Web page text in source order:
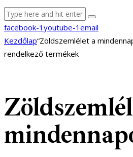
facebook-1 youtube-1 email
Kezdőlap“Zöldszemlélet a
rendelkező termékek